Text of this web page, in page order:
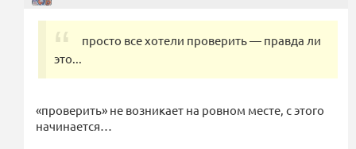
просто все хотели проверить — правда ли
это...
«проверить» не возникает на ровном месте, с этого
начинается…